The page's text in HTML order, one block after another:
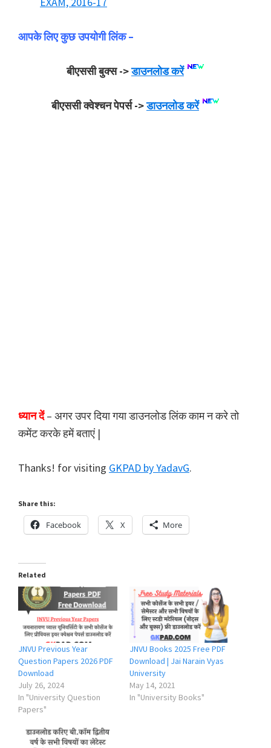
आपके लिए कुछ उपयोगी लिंक –
बीएससी बुक्स ->डाउनलोड करें
बीएससी क्वेश्चन पेपर्स ->डाउनलोड करें
ध्यान दें– अगर उपर दिया गया डाउनलोड लिंक काम न करे तो
कमेंट करके हमें बताएं |
Thanks! for visiting GKPAD by YadavG.
Share this:
Facebook X More
Related
JNVU Previous Year
Question Papers 2026 PDF
Download
July 26, 2024
In "University Question
Papers"
JNVU Books 2025 Free PDF
Download | Jai Narain Vyas
University
May 14, 2021
In "University Books"